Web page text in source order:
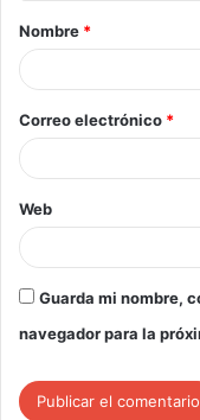
Nombre *
Correo electrónico *
Web
Guarda mi nombre,
navegador para la